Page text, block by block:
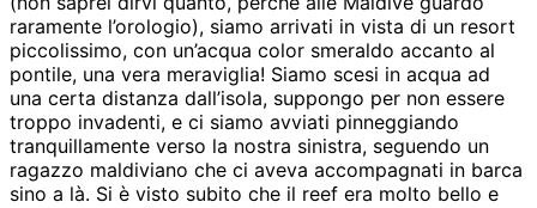
raramente l’orologio), siamo arrivati in vista di un resort
piccolissimo, con un’acqua color smeraldo accanto al
pontile, una vera meraviglia! Siamo scesi in acqua ad
una certa distanza dall’isola, suppongo per non essere
troppo invadenti, e ci siamo avviati pinneggiando
tranquillamente verso la nostra sinistra, seguendo un
ragazzo maldiviano che ci aveva accompagnati in barca
sino a là. Si è visto subito che il reef era molto bello e